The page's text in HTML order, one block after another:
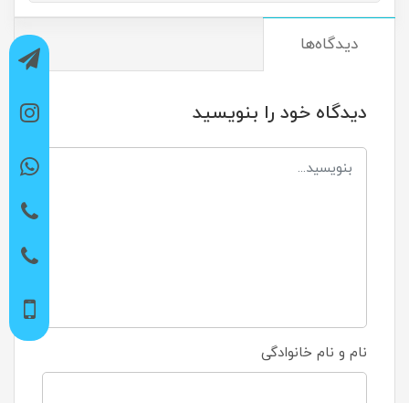
دیدگاه‌ها
دیدگاه خود را بنویسید
نام و نام خانوادگی